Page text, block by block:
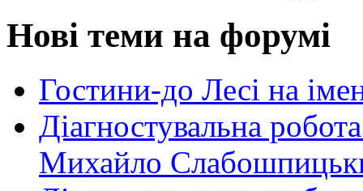
Нові теми на форумі
Гостини-до Лесі на
Діагностувальна
Михайло